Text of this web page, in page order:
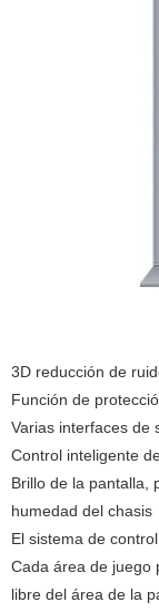
3D reducción de
Función de
Varias interfaces de
Control inteligente
Brillo de la pantalla,
humedad del chasis
El sistema de
Cada área de juego
libre del área de la